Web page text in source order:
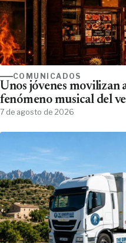
COMUNICADOS
Unos jóvenes movilizan
fenómeno musical del
7 de agosto de 2026